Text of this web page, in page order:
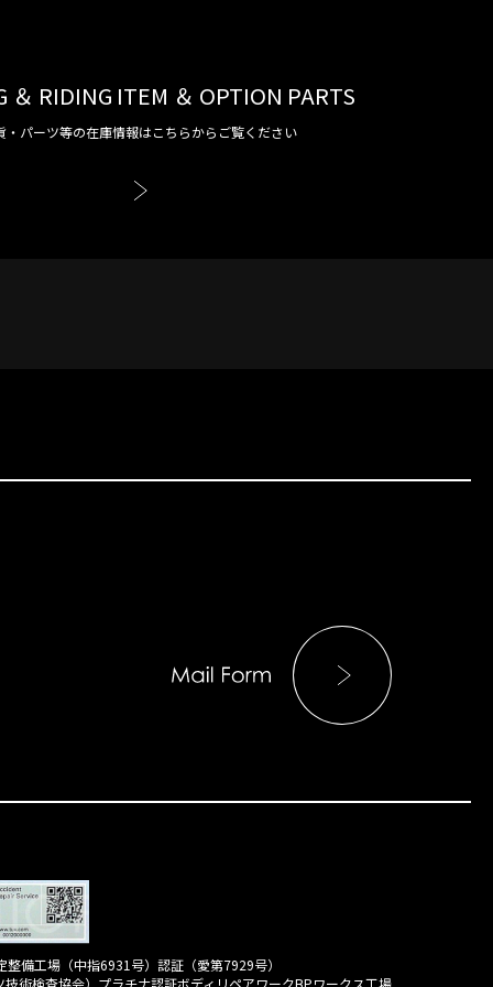
＆ RIDING ITEM ＆ OPTION PARTS
・パーツ等の在庫情報はこちらからご覧ください
整備工場（中指6931号）認証（愛第7929号）